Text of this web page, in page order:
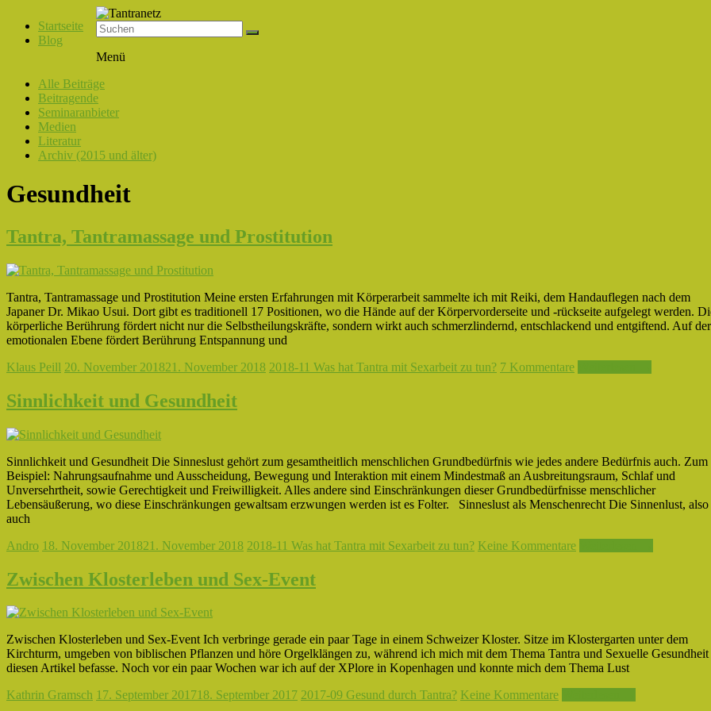
Startseite
Blog
Tantranetz
Liebe,
Eros
Tantra
Menü
Alle Beiträge
Beitragende
Seminaranbieter
Medien
Literatur
Archiv (2015 und älter)
Gesundheit
Tantra, Tantramassage und Prostitution
Tantra, Tantramassage und Prostitution Meine ersten Erfahrungen mit Körperarbeit sammelte ich mit Reiki, dem Handauflegen nach dem
Japaner Dr. Mikao Usui. Dort gibt es traditionell 17 Positionen, wo die Hände auf der Körpervorderseite und -rückseite aufgelegt werden.
körperliche Berührung fördert nicht nur die Selbstheilungskräfte, sondern wirkt auch schmerzlindernd, entschlackend und entgiftend. Auf der
emotionalen Ebene fördert Berührung Entspannung und
Klaus Peill 20. November 201821. November 2018 2018-11 Was hat Tantra mit Sexarbeit zu tun? 7 Kommentare
Sinnlichkeit und Gesundheit
Sinnlichkeit und Gesundheit Die Sinneslust gehört zum gesamtheitlich menschlichen Grundbedürfnis wie jedes andere Bedürfnis auch. Zum
Beispiel: Nahrungsaufnahme und Ausscheidung, Bewegung und Interaktion mit einem Mindestmaß an Ausbreitungsraum, Schlaf und
Unversehrtheit, sowie Gerechtigkeit und Freiwilligkeit. Alles andere sind Einschränkungen dieser Grundbedürfnisse menschlicher
Lebensäußerung, wo diese Einschränkungen gewaltsam erzwungen werden ist es Folter. Sinneslust als Menschenrecht Die Sinnenlust, also
auch
Andro 18. November 201821. November 2018 2018-11 Was hat Tantra mit Sexarbeit zu tun? Keine Kommentare
Zwischen Klosterleben und Sex-Event
Zwischen Klosterleben und Sex-Event Ich verbringe gerade ein paar Tage in einem Schweizer Kloster. Sitze im Klostergarten unter dem
Kirchturm, umgeben von biblischen Pflanzen und höre Orgelklängen zu, während ich mich mit dem Thema Tantra und Sexuelle
diesen Artikel befasse. Noch vor ein paar Wochen war ich auf der XPlore in Kopenhagen und konnte mich dem Thema Lust
Kathrin Gramsch 17. September 201718. September 2017 2017-09 Gesund durch Tantra? Keine Kommentare